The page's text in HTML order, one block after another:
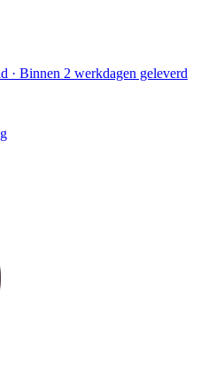
· Binnen 2 werkdagen geleverd